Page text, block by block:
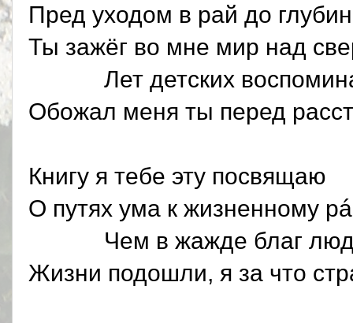
Пред уходом в рай до
Ты зажёг во мне мир над
Лет детских
Обожал меня ты перед
Книгу я тебе эту посвящаю
О путях ума к жизненному
Чем в жажде благ
Жизни подошли, я за что